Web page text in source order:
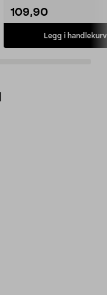
109,90
Legg i handlekurv